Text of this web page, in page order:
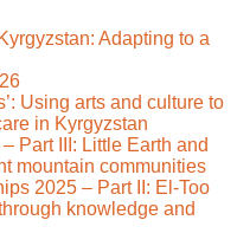
Adapting to a
Using arts and culture to
in Kyrgyzstan
Part III: Little Earth and
mountain communities
2025 – Part II: El-Too
knowledge and